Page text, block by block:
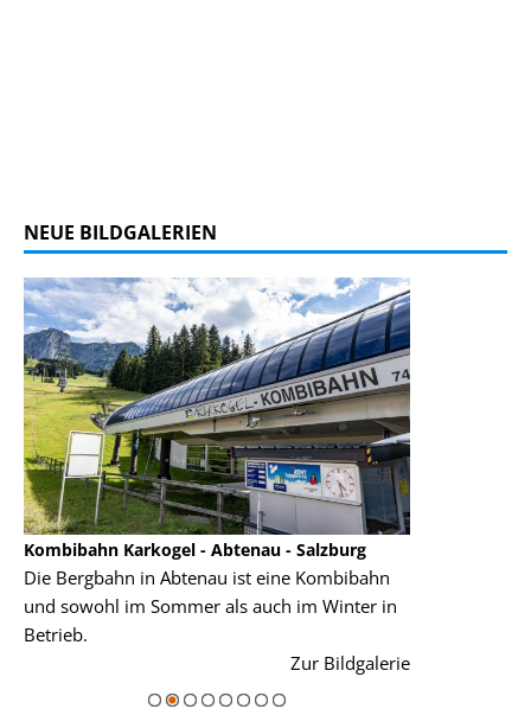
NEUE BILDGALERIEN
Kombibahn Karkogel - Abtenau - Salzburg
Die Bergbahn in Abtenau ist eine Kombibahn
und sowohl im Sommer als auch im Winter in
Betrieb.
Zur Bildgalerie